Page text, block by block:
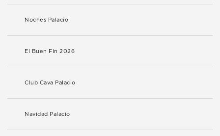
Noches Palacio
El Buen Fin 2026
Club Cava Palacio
Navidad Palacio